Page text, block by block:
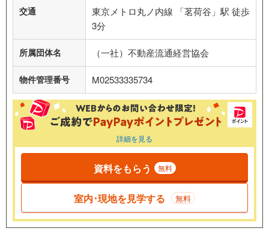
交通
東京メトロ丸ノ内線 「茗荷谷」駅 徒歩
3分
所属団体名 （一社）不動産流通経営協会
物件管理番号 M02533335734
詳細を見る
資料をもらう 無料
室内･現地を見学する 無料